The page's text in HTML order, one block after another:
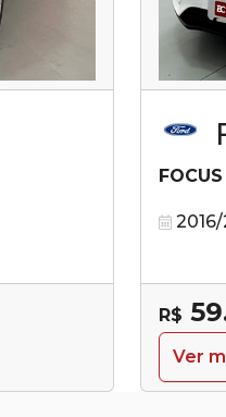
R$
Ver